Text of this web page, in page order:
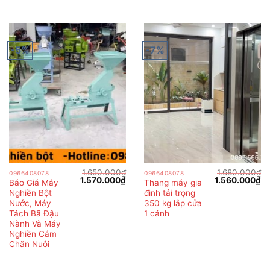
-5%
0966408078
Báo Giá Máy
Nghiền Bột
Nước, Máy
Tách Bã Đậu
Nành Và Máy
Nghiền Cám
Chăn Nuôi
1.650.000₫
Giá
1.570.000₫Giá
1.570.000₫.
-7%
0966408078
Thang máy gia
đình tải trọng
350 kg lắp cửa
1 cánh
1.680.000₫
Giá
1.560.000₫